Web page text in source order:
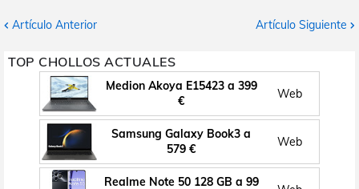
Artículo Anterior Artículo Siguiente
TOP CHOLLOS ACTUALES
Medion Akoya E15423 a 399
€
Web
Samsung Galaxy Book3 a
579 €
Web
Realme Note 50 128 GB a 99